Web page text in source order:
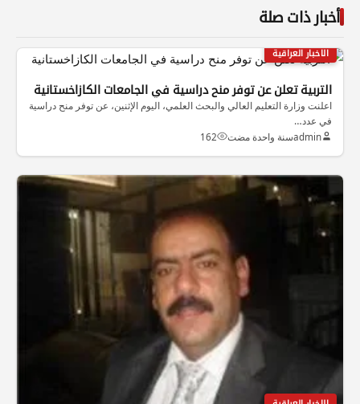
أخبار ذات صلة
الاخبار العراقية
التربية تعلن عن توفر منح دراسية في الجامعات الكازاخستانية
اعلنت وزارة التعليم العالي والبحث العلمي، اليوم الإثنين، عن توفر منح دراسية
في عدد…
adminسنة واحدة مضت 162